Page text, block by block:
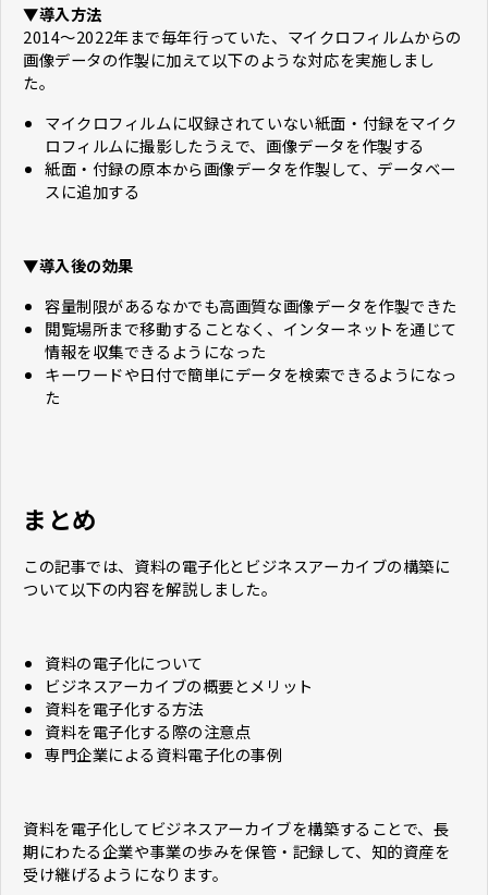
▼導入方法
2014〜2022年まで毎年行っていた、マイクロフィルムからの
画像データの作製に加えて以下のような対応を実施しまし
た。
マイクロフィルムに収録されていない紙面・付録をマイク
ロフィルムに撮影したうえで、画像データを作製する
紙面・付録の原本から画像データを作製して、データベー
スに追加する
▼導入後の効果
容量制限があるなかでも高画質な画像データを作製できた
閲覧場所まで移動することなく、インターネットを通じて
情報を収集できるようになった
キーワードや日付で簡単にデータを検索できるようになっ
た
まとめ
この記事では、資料の電子化とビジネスアーカイブの構築に
ついて以下の内容を解説しました。
資料の電子化について
ビジネスアーカイブの概要とメリット
資料を電子化する方法
資料を電子化する際の注意点
専門企業による資料電子化の事例
資料を電子化してビジネスアーカイブを構築することで、長
期にわたる企業や事業の歩みを保管・記録して、知的資産を
受け継げるようになります。